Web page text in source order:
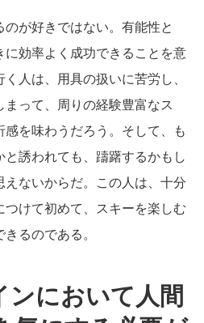
が好きではない。有能性と
効率よく成功できることを意
人は、用具の扱いに苦労し、
って、周りの経験豊富なス
を味わうだろう。そして、も
誘われても、躊躇するかもし
ないからだ。この人は、十分
けて初めて、スキーを楽しむ
るのである。
において人間